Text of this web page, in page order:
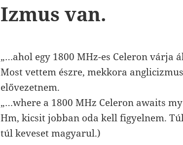
Izmus van.
„…ahol egy 1800 MHz-es Celeron várja
Most vettem észre, mekkora
elővezetnem.
„…where a 1800 MHz Celeron awaits
Hm, kicsit jobban oda kell figyelnem.
túl keveset magyarul.)